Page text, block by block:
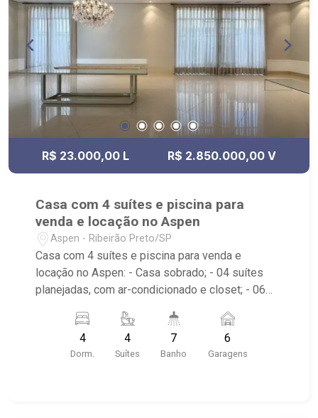
R$ 23.000,00 L R$ 2.850.000,00 V
Casa com 4 suítes e piscina para
venda e locação no Aspen
Aspen - Ribeirão Preto/SP
Casa com 4 suítes e piscina para venda e
locação no Aspen: - Casa sobrado; - 04 suítes
planejadas, com ar-condicionado e closet; - 06
- Lavabo; - Sala de estar; - Sala de jantar; - Sala
dois ambientes; - Escritório; - Home Theater; -
Cozinha planejada; - Despensa; - Área de serviço
4
Dorm.
4
Suítes
7
Banho
6
Garagens